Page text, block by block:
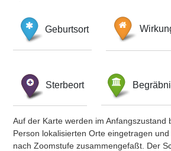
Geburtsort
Sterbeort
Auf der Karte werden im Anfangszustand
Person lokalisierten Orte eingetragen
nach Zoomstufe zusammengefaßt. Der